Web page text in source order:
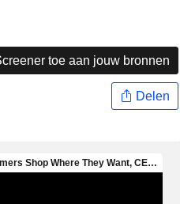
toe aan jouw bronnen
Delen